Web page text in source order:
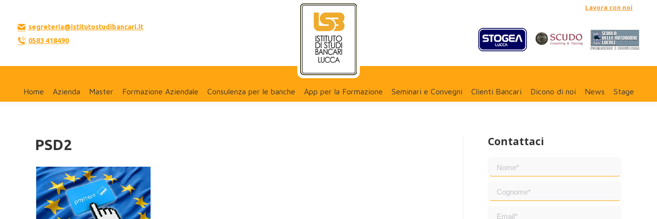
Lavora con noi
segreteria@istitutostudibancari.it
0583 418490
Home Azienda Master Formazione Aziendale Consulenza per le banche App per la Formazione Seminari e Convegni Clienti Bancari Dicono di noi News Stage
PSD2 Contattaci